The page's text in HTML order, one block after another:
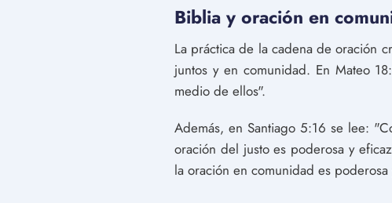
Biblia y oración en
La práctica de la cadena de oración
juntos y en comunidad. En Mateo
medio de ellos".
Además, en Santiago 5:16 se lee:
oración del justo es poderosa y
la oración en comunidad es poderosa